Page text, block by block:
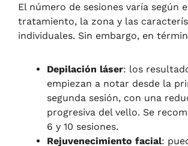
El número de sesiones varía según
tratamiento, la zona y las
individuales. Sin embargo, en
Depilación láser: los
empiezan a notar desde la
segunda sesión, con una
progresiva del vello. Se
6 y 10 sesiones.
Rejuvenecimiento facial: